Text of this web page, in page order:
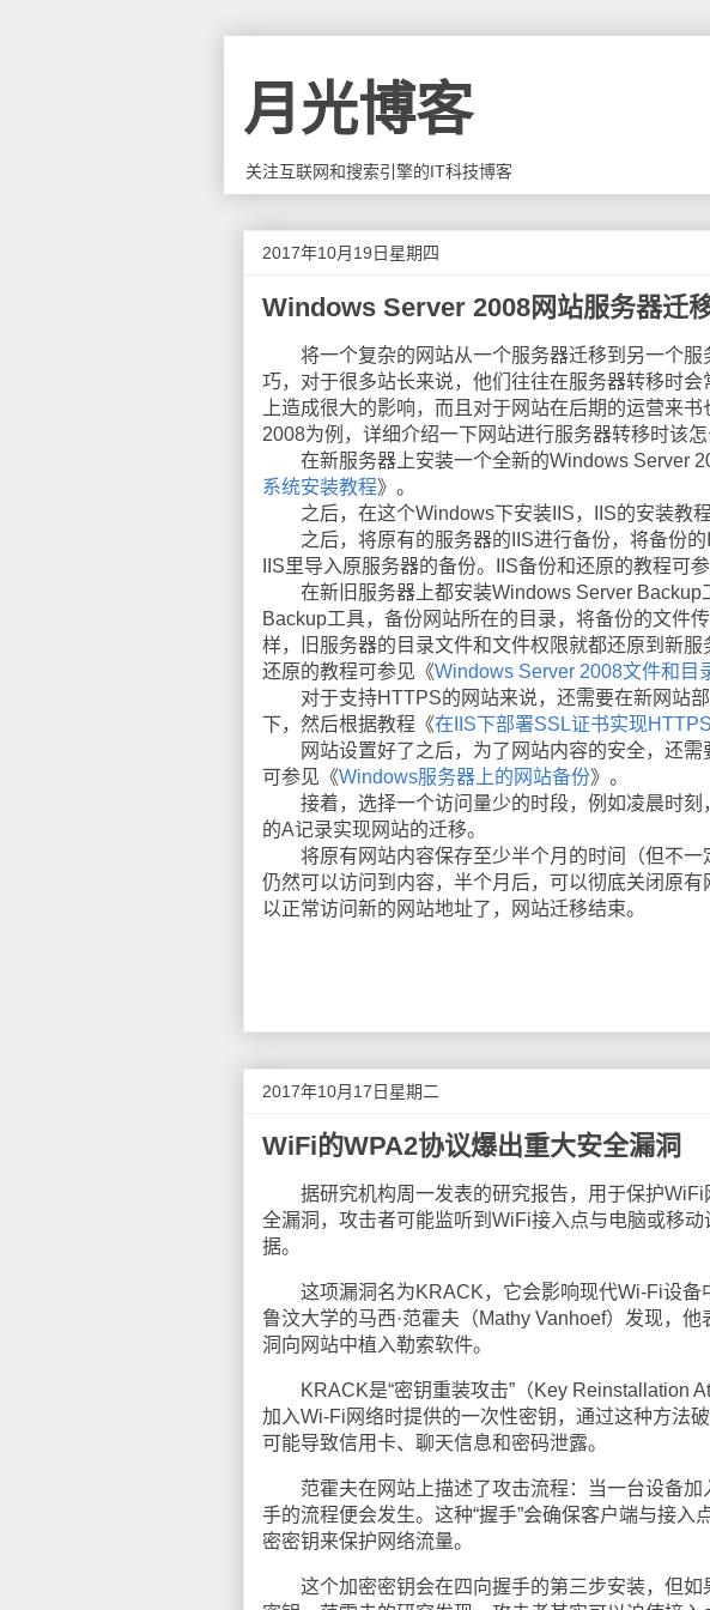
月光博客
关注互联网和搜索引擎的IT科技博客
2017年10月19日星期四
Windows Server 2008网站服务器迁
将一个复杂的网站从一个服务器迁移到另一个服
巧，对于很多站长来说，他们往往在服务器转移时
上造成很大的影响，而且对于网站在后期的运营来
2008为例，详细介绍一下网站进行服务器转移时该怎
在新服务器上安装一个全新的Windows Server
系统安装教程》。
之后，在这个Windows下安装IIS，IIS的安装教
之后，将原有的服务器的IIS进行备份，将备份的
IIS里导入原服务器的备份。IIS备份和还原的教程可
在新旧服务器上都安装Windows Server Backup
Backup工具，备份网站所在的目录，将备份的文件
样，旧服务器的目录文件和文件权限就都还原到新
还原的教程可参见《Windows Server 2008文件和目
对于支持HTTPS的网站来说，还需要在新网站部
下，然后根据教程《在IIS下部署SSL证书实现HTTPS
网站设置好了之后，为了网站内容的安全，还需
可参见《Windows服务器上的网站备份》。
接着，选择一个访问量少的时段，例如凌晨时刻
的A记录实现网站的迁移。
将原有网站内容保存至少半个月的时间（但不一
仍然可以访问到内容，半个月后，可以彻底关闭原
以正常访问新的网站地址了，网站迁移结束。
2017年10月17日星期二
WiFi的WPA2协议爆出重大安全漏洞
据研究机构周一发表的研究报告，用于保护WiFi
全漏洞，攻击者可能监听到WiFi接入点与电脑或移
据。
这项漏洞名为KRACK，它会影响现代Wi-Fi设备
鲁汶大学的马西·范霍夫（Mathy Vanhoef）发现，
洞向网站中植入勒索软件。
KRACK是“密钥重装攻击”（Key Reinstallation
加入Wi-Fi网络时提供的一次性密钥，通过这种方法
可能导致信用卡、聊天信息和密码泄露。
范霍夫在网站上描述了攻击流程：当一台设备加
手的流程便会发生。这种“握手”会确保客户端与接
密密钥来保护网络流量。
这个加密密钥会在四向握手的第三步安装，但如